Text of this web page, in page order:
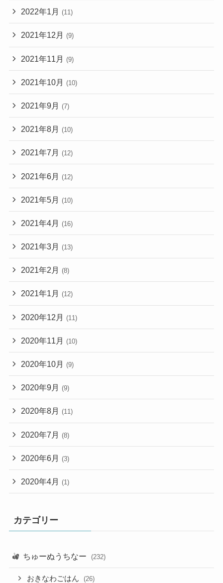
2022年1月 (11)
2021年12月 (9)
2021年11月 (9)
2021年10月 (10)
2021年9月 (7)
2021年8月 (10)
2021年7月 (12)
2021年6月 (12)
2021年5月 (10)
2021年4月 (16)
2021年3月 (13)
2021年2月 (8)
2021年1月 (12)
2020年12月 (11)
2020年11月 (10)
2020年10月 (9)
2020年9月 (9)
2020年8月 (11)
2020年7月 (8)
2020年6月 (3)
2020年4月 (1)
カテゴリー
ちゅーぬうちなー (232)
おきなわごはん (26)